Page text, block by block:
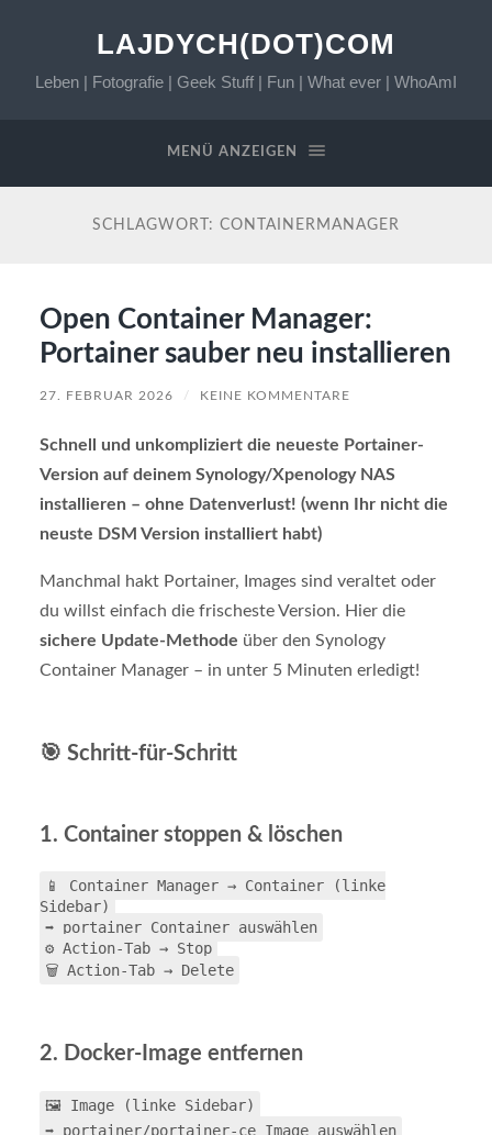
LAJDYCH(DOT)COM
Leben | Fotografie | Geek Stuff | Fun | What ever | WhoAmI
MENÜ ANZEIGEN
SCHLAGWORT: CONTAINERMANAGER
Open Container Manager:
Portainer sauber neu installieren
27. FEBRUAR 2026 / KEINE KOMMENTARE
Schnell und unkompliziert die neueste Portainer-
Version auf deinem Synology/Xpenology NAS
installieren – ohne Datenverlust! (wenn Ihr nicht die
neuste DSM Version installiert habt)
Manchmal hakt Portainer, Images sind veraltet oder
du willst einfach die frischeste Version. Hier die
sichere Update-Methode über den Synology
Container Manager – in unter 5 Minuten erledigt!
🎯 Schritt-für-Schritt
1. Container stoppen & löschen
📱 Container Manager → Container (linke
Sidebar)
➡️ portainer Container auswählen
⚙️ Action-Tab → Stop
🗑️ Action-Tab → Delete
2. Docker-Image entfernen
🖼️ Image (linke Sidebar)
➡️ portainer/portainer-ce Image auswählen